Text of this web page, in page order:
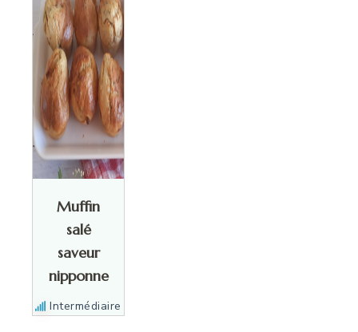
Muffin
salé
saveur
nipponne
Intermédiaire